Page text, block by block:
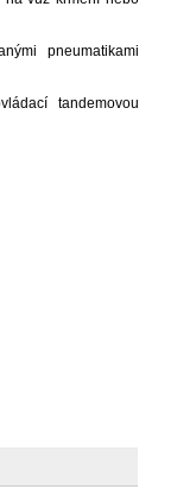
pneumatikami
tandemovou